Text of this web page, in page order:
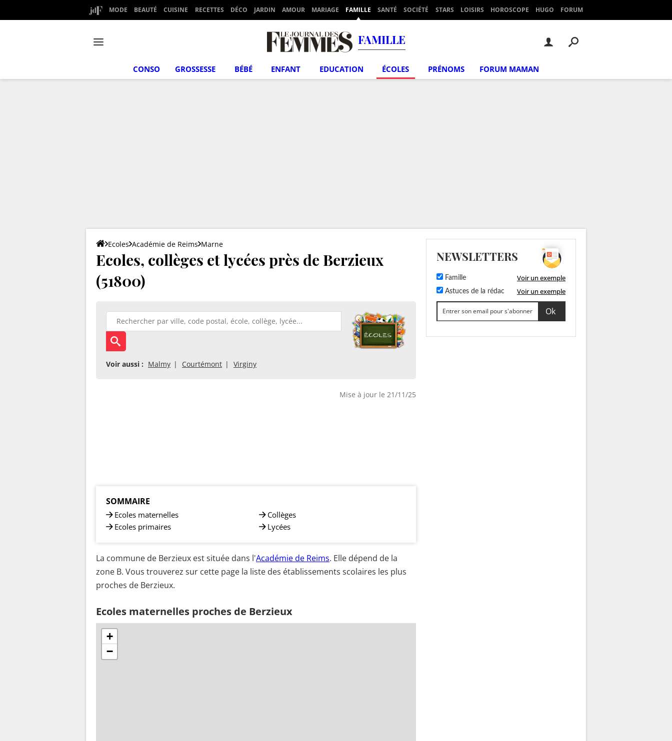
MODE BEAUTÉ CUISINE RECETTES DÉCO JARDIN AMOUR MARIAGE FAMILLE SANTÉ SOCIÉTÉ STARS LOISIRS HOROSCOPE HUGO FORUM
FAMILLE
CONSO GROSSESSE BÉBÉ ENFANT EDUCATION ÉCOLES PRÉNOMS FORUM MAMAN
Ecoles Académie de Reims Marne
Ecoles, collèges et lycées près de Berzieux
(51800)
Voir aussi : Malmy Courtémont Virginy
Mise à jour le 21/11/25
SOMMAIRE
Ecoles maternelles
Ecoles primaires
Collèges
Lycées
La commune de Berzieux est située dans l'Académie de Reims. Elle dépend de la
zone B. Vous trouverez sur cette page la liste des établissements scolaires les plus
proches de Berzieux.
Ecoles maternelles proches de Berzieux
+
−
NEWSLETTERS
Famille Voir un exemple
Astuces de la rédac Voir un exemple